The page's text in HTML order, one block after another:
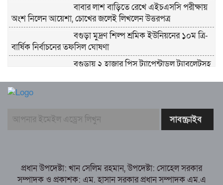
বাবার লাশ বাড়িতে রেখে এইচএসসি পরীক্ষায়
অংশ নিলেন আয়েশা, চোখের জলেই লিখলেন উত্তরপত্র
বগুড়া মুদ্রণ শিল্প শ্রমিক ইউনিয়নের ১০ম ত্রি-
বার্ষিক নির্বাচনের তফসিল ঘোষণা
বগুড়ায় ২ হাজার পিস ট্যাপেন্টাডল ট্যাবলেটসহ
নরসিংদীর শিবপুরে তিনটি গরুকে বিষ খাইয়ে
সামলাচ্ছেন একাধিক গুরুত্বপূর্ণ দায়িত্ব, প্রশংসায় মুখর এলাকাবাসী
বগুড়া মুদ্রণ শিল্প শ্রমিক ইউনিয়নের নির্বাচন
প্রধান উপদেষ্টা: খান সেলিম রহমান, উপদেষ্টা: সোহেল সরকার
সম্পাদক ও প্রকাশক: এম. হাসান সরকার প্রধান সম্পাদক এম.এ